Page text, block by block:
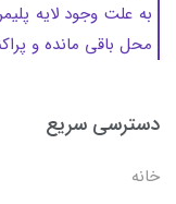
به‌ علت وجود لایه
محل باقی مانده و
دسترسی سریع
خانه